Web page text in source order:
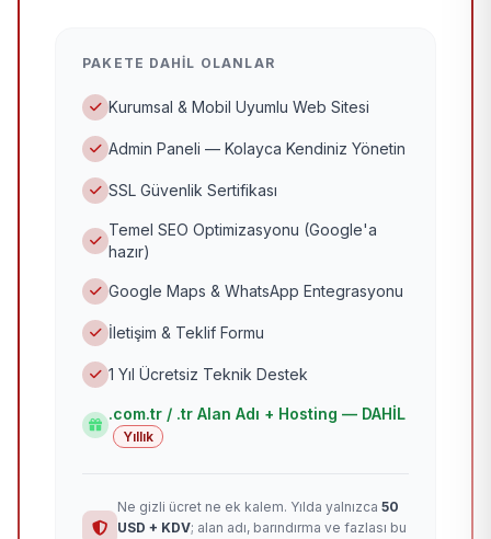
PAKETE DAHIL OLANLAR
Kurumsal & Mobil Uyumlu Web Sitesi
Admin Paneli — Kolayca Kendiniz Yönetin
SSL Güvenlik Sertifikası
Temel SEO Optimizasyonu (Google'a
hazır)
Google Maps & WhatsApp Entegrasyonu
İletişim & Teklif Formu
1 Yıl Ücretsiz Teknik Destek
.com.tr / .tr Alan Adı + Hosting — DAHİL
Yıllık
Ne gizli ücret ne ek kalem. Yılda yalnızca 50
USD + KDV; alan adı, barındırma ve fazlası bu